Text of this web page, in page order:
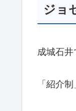
ジョ
成城石
「紹介